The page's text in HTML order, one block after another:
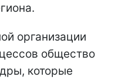
организации
общество
которые